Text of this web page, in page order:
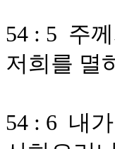
54 : 5 주
저희를 멸
54 : 6 내